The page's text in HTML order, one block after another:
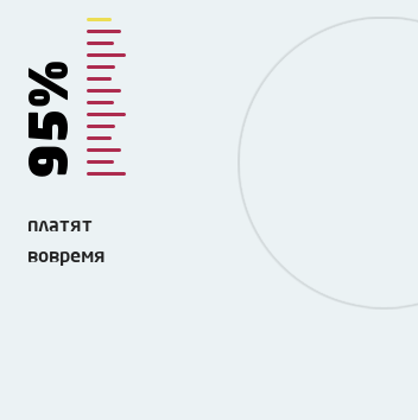
95%
платят
вовремя